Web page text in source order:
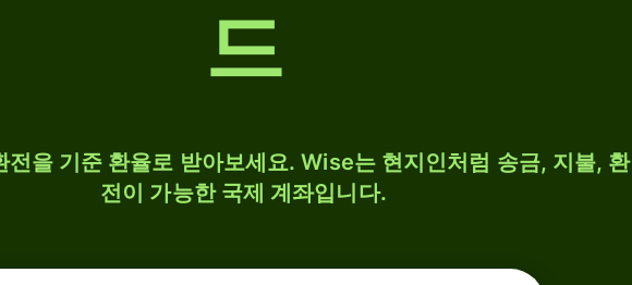
드
을 기준 환율로 받아보세요. Wise는 현지인처럼 송금, 지불, 환
전이 가능한 국제 계좌입니다.